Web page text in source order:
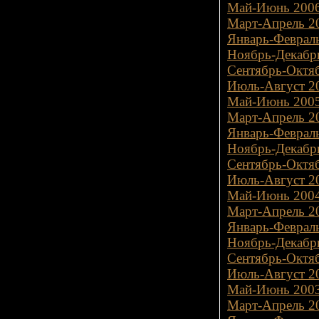
Май-Июнь
Март-Апрель
Январь-
Ноябрь-
Сентябрь-
Июль-Август
Май-Июнь
Март-Апрель
Январь-
Ноябрь-
Сентябрь-
Июль-Август
Май-Июнь
Март-Апрель
Январь-
Ноябрь-
Сентябрь-
Июль-Август
Май-Июнь
Март-Апрель